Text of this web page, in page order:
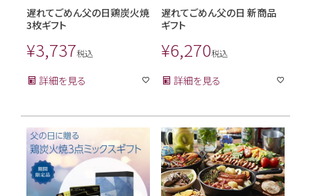
遅れてごめん父の日鶏炭火焼
3枚ギフト
¥3,737税込
詳細を見る
遅れてごめん父の日 新商品
ギフト
¥6,270税込
詳細を見る